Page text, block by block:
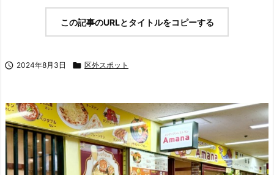
この記事のURLとタイトルをコピーする
 2024年8月3日  区外スポット